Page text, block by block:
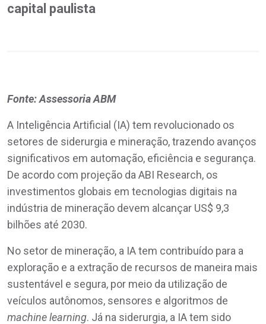
capital paulista
Fonte: Assessoria ABM
A Inteligência Artificial (IA) tem revolucionado os
setores de siderurgia e mineração, trazendo avanços
significativos em automação, eficiência e segurança.
De acordo com projeção da ABI Research, os
investimentos globais em tecnologias digitais na
indústria de mineração devem alcançar US$ 9,3
bilhões até 2030.
No setor de mineração, a IA tem contribuído para a
exploração e a extração de recursos de maneira mais
sustentável e segura, por meio da utilização de
veículos autônomos, sensores e algoritmos de
machine learning. Já na siderurgia, a IA tem sido